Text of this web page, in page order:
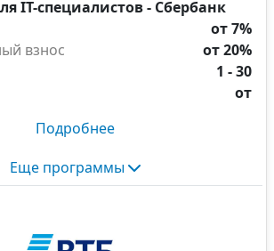
IT-специалистов - Сбербанк
от 7%
взнос
от 20%
1 - 30
от
Подробнее
Еще программы